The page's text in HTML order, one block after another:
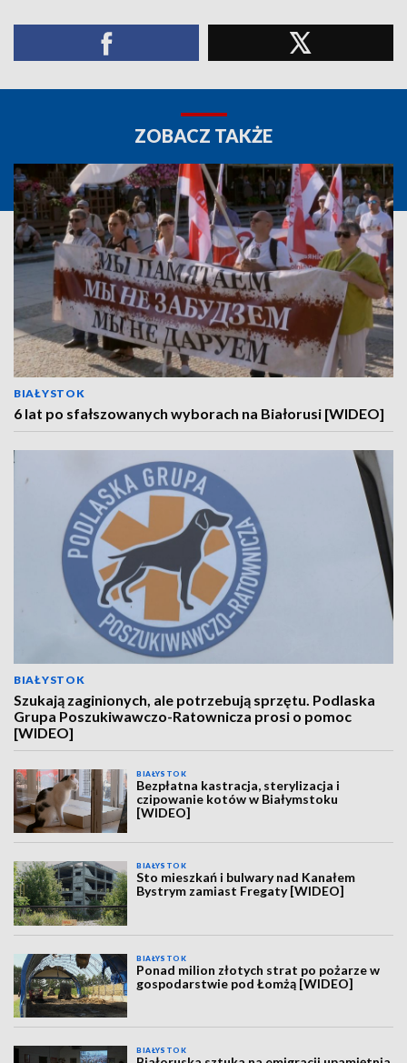
ZOBACZ TAKŻE
BIAŁYSTOK
6 lat po sfałszowanych wyborach na Białorusi [WIDEO]
BIAŁYSTOK
Szukają zaginionych, ale potrzebują sprzętu. Podlaska
Grupa Poszukiwawczo-Ratownicza prosi o pomoc
[WIDEO]
BIAŁYSTOK
Bezpłatna kastracja, sterylizacja i
czipowanie kotów w Białymstoku
[WIDEO]
BIAŁYSTOK
Sto mieszkań i bulwary nad Kanałem
Bystrym zamiast Fregaty [WIDEO]
BIAŁYSTOK
Ponad milion złotych strat po pożarze w
gospodarstwie pod Łomżą [WIDEO]
BIAŁYSTOK